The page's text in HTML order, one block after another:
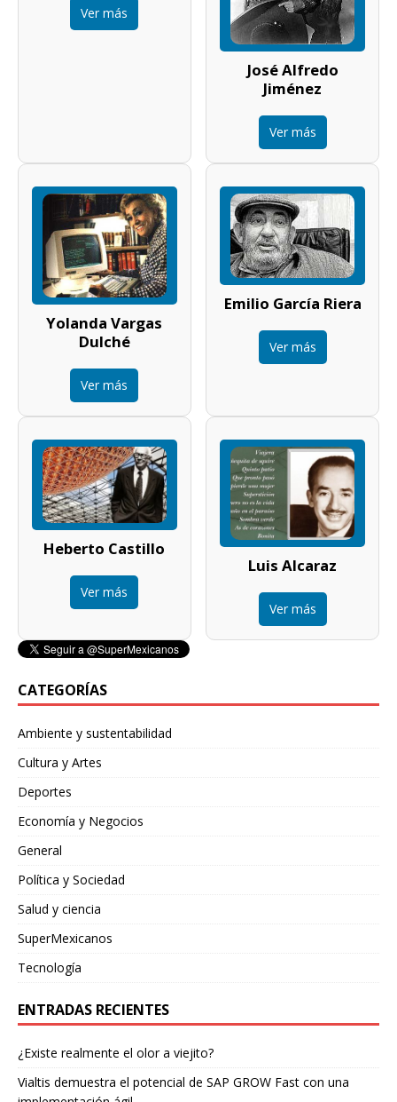
Ver más
José Alfredo
Jiménez
Ver más
Yolanda Vargas
Dulché
Ver más
Emilio García Riera
Ver más
Heberto Castillo
Ver más
Luis Alcaraz
Ver más
CATEGORÍAS
Ambiente y sustentabilidad
Cultura y Artes
Deportes
Economía y Negocios
General
Política y Sociedad
Salud y ciencia
SuperMexicanos
Tecnología
ENTRADAS RECIENTES
¿Existe realmente el olor a viejito?
Vialtis demuestra el potencial de SAP GROW Fast con una